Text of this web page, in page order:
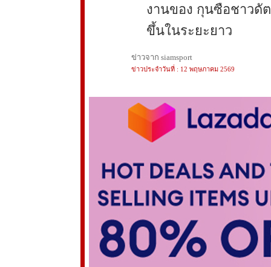
งานของ กุนซือชาวดั
ขึ้นในระยะยาว
ข่าวจาก siamsport
ข่าวประจำวันที่ : 12 พฤษภาคม 2569